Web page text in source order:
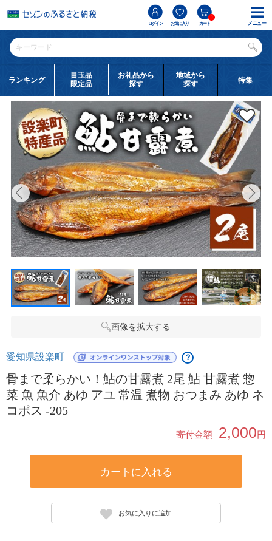
ログイン お気に入り カート
0
ランキング
目玉品
限定品
お礼品から
探す
地域から
探す
特集
画像を拡大する
愛知県設楽町 ？
骨まで柔らかい！鮎の甘露煮 2尾 鮎 甘露煮 惣
菜 魚 魚介 あゆ アユ 常温 煮物 おつまみ あゆ ネ
コポス -205
寄付金額 2,000円
カートに入れる
お気に入りに追加
メニュー